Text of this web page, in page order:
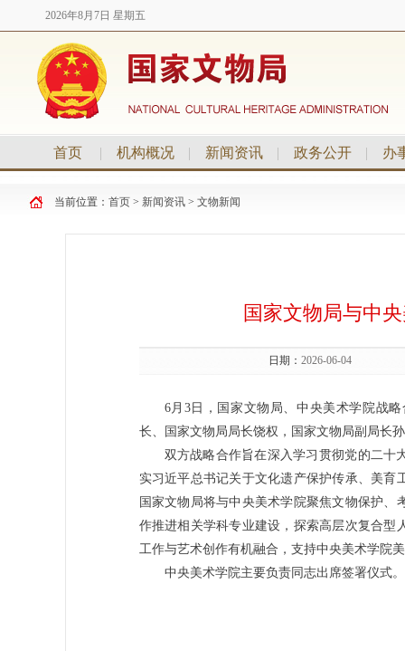
2026年8月7日 星期五
首页 | 机构概况 | 新闻资讯 | 政务公开 | 办
当前位置： 首页 > 新闻资讯 > 文物新闻
国家文物局与中
日期： 2026-06-04
6月3日，国家文物局、中央美术学院战
长、国家文物局局长饶权，国家文物局副局长
双方战略合作旨在深入学习贯彻党的二十
实习近平总书记关于文化遗产保护传承、美
国家文物局将与中央美术学院聚焦文物保护
作推进相关学科专业建设，探索高层次复合
工作与艺术创作有机融合，支持中央美术学院
中央美术学院主要负责同志出席签署仪式。